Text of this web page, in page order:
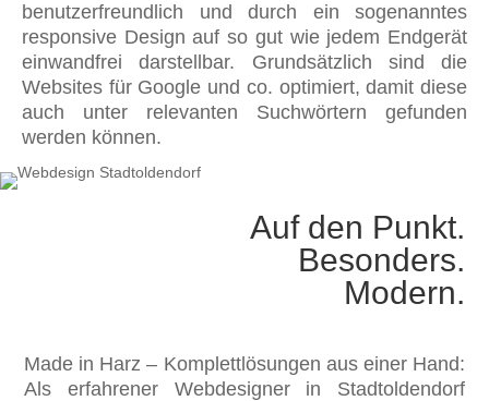
benutzerfreundlich und durch ein sogenanntes
responsive Design auf so gut wie jedem Endgerät
einwandfrei darstellbar. Grundsätzlich sind die
Websites für Google und co. optimiert, damit diese
auch unter relevanten Suchwörtern gefunden
werden können.
Auf den Punkt.
Besonders.
Modern.
Made in Harz – Komplettlösungen aus einer Hand:
Als erfahrener Webdesigner in Stadtoldendorf